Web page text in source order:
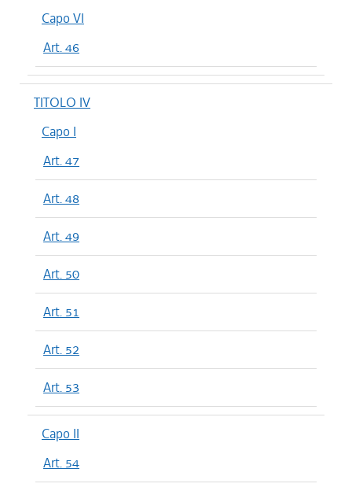
Capo VI
Art. 46
TITOLO IV
Capo I
Art. 47
Art. 48
Art. 49
Art. 50
Art. 51
Art. 52
Art. 53
Capo II
Art. 54